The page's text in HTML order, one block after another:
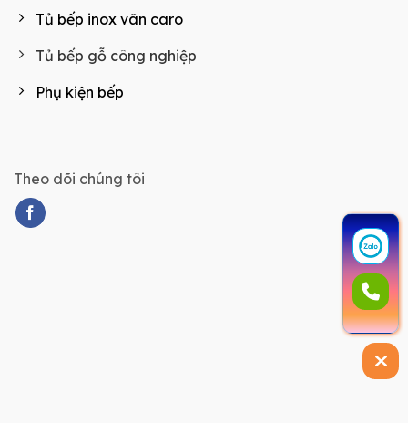
Tủ bếp inox vân caro
Tủ bếp gỗ công nghiệp
Phụ kiện bếp
Theo dõi chúng tôi